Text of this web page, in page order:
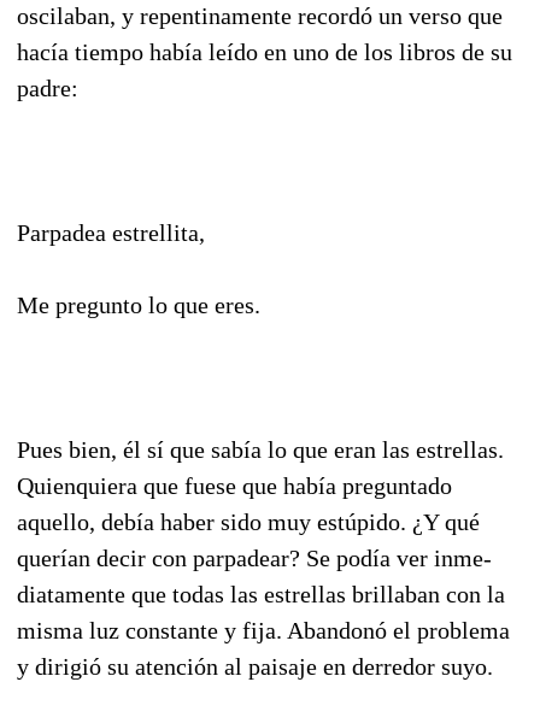
oscilaban, y repentinamente recordó un verso que
hacía tiempo había leído en uno de los libros de su
padre:
Parpadea estrellita,
Me pregunto lo que eres.
Pues bien, él sí que sabía lo que eran las estre­llas.
Quienquiera que fuese que había preguntado
aquello, debía haber sido muy estúpido. ¿Y qué
querían decir con parpadear? Se podía ver inme­
diatamente que todas las estrellas brillaban con la
misma luz constante y fija. Abandonó el proble­ma
y dirigió su atención al paisaje en derredor suyo.